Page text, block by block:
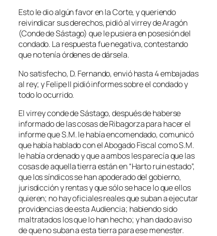
Esto le dio algún favor en la Corte, y queriendo
reivindicar sus derechos, pidió al virrey de Aragón
(Conde de Sástago) que le pusiera en posesión del
condado. La respuesta fue negativa, contestando
que no tenía órdenes de dársela.
No satisfecho, D. Fernando, envió hasta 4 embajadas
al rey; y Felipe II pidió informes sobre el condado y
todo lo ocurrido.
El virrey conde de Sástago, después de haberse
informado de las cosas de Ribagorza para hacer el
informe que S.M. le había encomendado, comunicó
que había hablado con el Abogado Fiscal como S.M.
le había ordenado y que a ambos les parecía que las
cosas de aquella tierra están en “Harto ruin estado”,
que los síndicos se han apoderado del gobierno,
jurisdicción y rentas y que sólo se hace lo que ellos
quieren; no hay oficiales reales que suban a ejecutar
providencias de esta Audiencia; habiendo sido
maltratados los que lo han hecho; y han dado aviso
de que no suban a esta tierra para ese menester.